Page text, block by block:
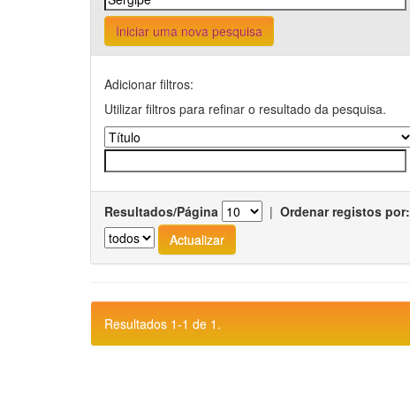
Iniciar uma nova pesquisa
Adicionar filtros:
Utilizar filtros para refinar o resultado da pesquisa.
Resultados/Página | Ordenar registos por:
Resultados 1-1 de 1.